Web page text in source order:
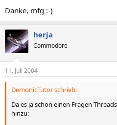
Danke, mfg :-)
herja
Commodore
11. Juli 2004
DemonicTutor schrieb:
Da es ja schon einen Fragen
hinzu: